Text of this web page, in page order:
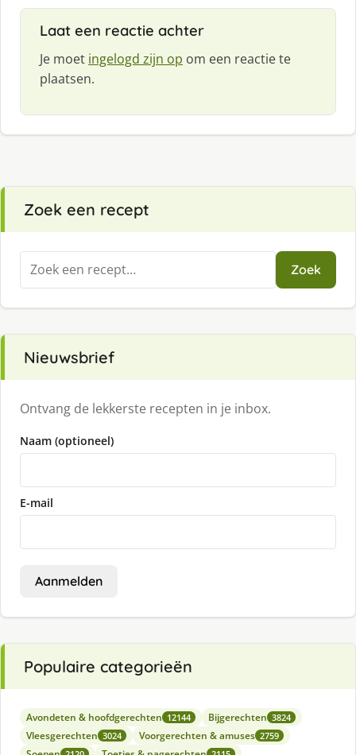
Laat een reactie achter
Je moet ingelogd zijn op om een reactie te
plaatsen.
Zoek een recept
Zoeken
naar:
Zoek
Nieuwsbrief
Ontvang de lekkerste recepten in je inbox.
Naam (optioneel)
E-mail
Aanmelden
Populaire categorieën
Avondeten & hoofdgerechten 12144 Bijgerechten 3824
Vleesgerechten 3024 Voorgerechten & amuses 2759